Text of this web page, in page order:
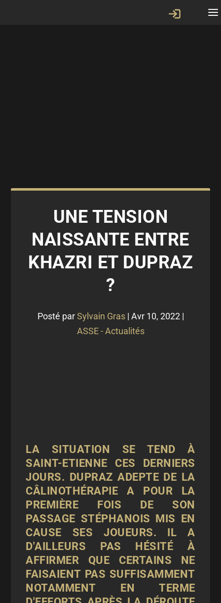
UNE TENSION
NAISSANTE ENTRE
KHAZRI ET DUPRAZ
?
Posté parSylvain Gras| Avr 10, 2022|
ASSE - Actualités
LA SITUATION SE TEND À
SAINT-ETIENNE CES DERNIERS
JOURS. DUPRAZ ADEPTE DE LA
CÂLINOTHÉRAPIE A POUR LA
PREMIÈRE FOIS DE SON
PASSAGE STÉPHANOIS MIS EN
CAUSE SES JOUEURS. IL A
D'AILLEURS PAS HÉSITÉ À
AFFIRMER QUE CERTAINS NE
FAISAIENT PAS SUFFISAMMENT
NOTAMMENT EN TERME